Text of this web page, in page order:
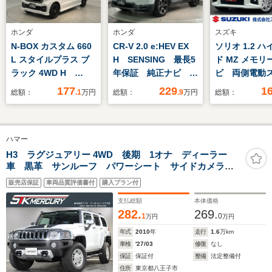
ホンダ
N-BOX カスタム 660
L スタイルプラス ブ
ラック 4WD H
SENSING 最長5年保
カメラ CD録音 BT
オ-ディオ DVD
ETC LEDライト 両
側電動ドア VSA ク
ルコン アルミ ス
マ-トキ-
総額： 177.1万円
ホンダ
CR-V 2.0 e:HEV EX
H SENSING 最長5
年保証 純正ナビ
TV Rカメラ CD録
イト VSA 電動シ-
ミ スマ-トキ- 盗難
防止装置 整備記録
簿 AAC
総額： 229.9万円
スズキ
ソリオ 1.2 ハ
ド MZ メモリ
ビ 両側電動
ドア ドライ
スタート ア
ル オーディ
チ スリムサ
ェード
総額：
ハマー
H3 ラグジュアリー 4WD 後期 1オナ ディーラー
車 黒革 サンルーフ パワーシート サイドカメラ
純正16AW
販売店保証 車両品質評価書付 購入プラン付
支払総額
282.1万円
本体価格
269.0万円
年式 2010年 走行 1.6万km
車検
'27/03 修復
なし
保証
保証付 整備
法定整備付
住所
東京都八王子市